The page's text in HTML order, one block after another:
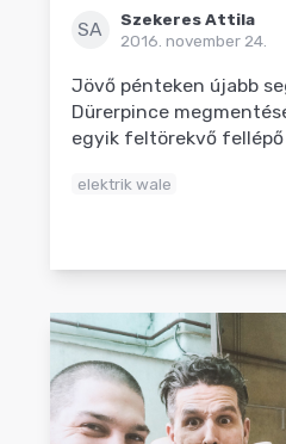
SA
Szekeres Attila
2016. november 24.
Jövő pénteken újabb
Dürerpince
egyik feltörekvő
elektrik wale